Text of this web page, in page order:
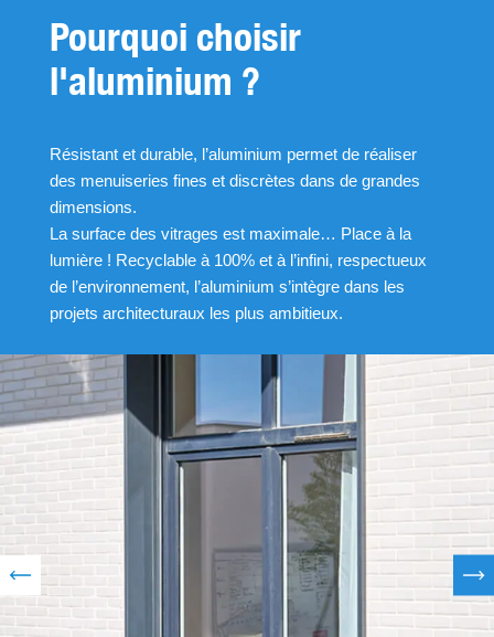
Pourquoi choisir
l'aluminium ?
Résistant et durable, l’aluminium permet de réaliser
des menuiseries fines et discrètes dans de grandes
dimensions.
La surface des vitrages est maximale… Place à la
lumière ! Recyclable à 100% et à l’infini, respectueux
de l’environnement, l’aluminium s’intègre dans les
projets architecturaux les plus ambitieux.